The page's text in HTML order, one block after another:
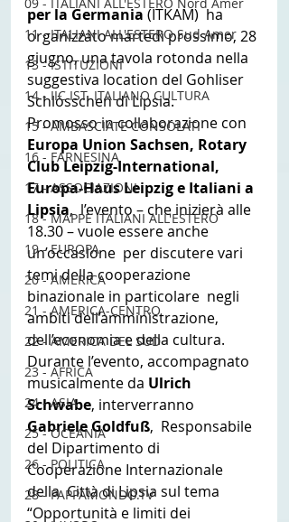
11 - ITALIANI ALL'ESTERO Sud Amer
13 - ISTITUZIONI
14 - IIC IST. ITALIANO CULTURA
15 - AMBASCIATE CONSOLATI
16 - FARNESINA
17 - ASSOCIAZIONI
18 - MAPPE ITALIANI ALL'ESTERO
19 - EUROPA
20 - AMERICA
21 - AMERICA-CENTRO
22 - AMERICA DEL SUD
23 - AFRICA
24 - ASIA
25 - OCEANIA
26 - POLITICA
28 - PAPPAMONDO.TV
per la Germania (ITKAM)  ha
organizzato martedì prossimo, 28
giugno, una tavola rotonda nella
suggestiva location del Gohliser
Schlösschen di Lipsia.
Promosso in collaborazione con
Europa Union Sachsen, Rotary
Club Leipzig-International,
Europa-Haus Leipzig e Italiani a
Lipsia,  l’evento – che inizierà alle
18.30 – vuole essere anche
un’occasione  per discutere vari
temi della cooperazione
binazionale in particolare  negli
ambiti dell’amministrazione,
dell’economia e della cultura.
Durante l’evento, accompagnato
musicalmente da Ulrich
Schwabe, interverranno
Gabriele Goldfuß,  Responsabile
del Dipartimento di
Cooperazione Internazionale
della  Città di Lipsia sul tema
“Opportunità e limiti dei